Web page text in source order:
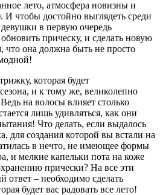
лето, атмосфера новизны и
И чтобы достойно выглядеть среди
девушки в первую очередь
прическу, и сделать новую
что она должна быть не просто
которая будет
и к тому же, великолепно
на волосы влияет столько
лишь удивляться, как они
Что делать, если выдалось
для создания которой вы встали на
в нечто, не имеющее формы
и мелкие капельки пота на коже
прически? На все эти
– необходимо сделать
будет вас радовать все лето!